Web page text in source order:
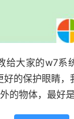
大家的w7系
好的保护眼睛
的物体，最好是